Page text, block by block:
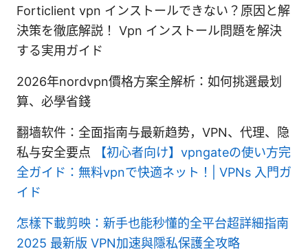
Forticlient vpn インストールできない？原因と解
決策を徹底解説！ Vpn インストール問題を解決
する実用ガイド
2026年nordvpn價格方案全解析：如何挑選最划
算、必學省錢
翻墙软件：全面指南与最新趋势，VPN、代理、隐
私与安全要点
【初心者向け】vpngateの使い方完
全ガイド：無料vpnで快適ネット！| VPNs 入門ガ
イド
怎樣下載剪映：新手也能秒懂的全平台超詳細指南
2025 最新版 VPN加速與隱私保護全攻略